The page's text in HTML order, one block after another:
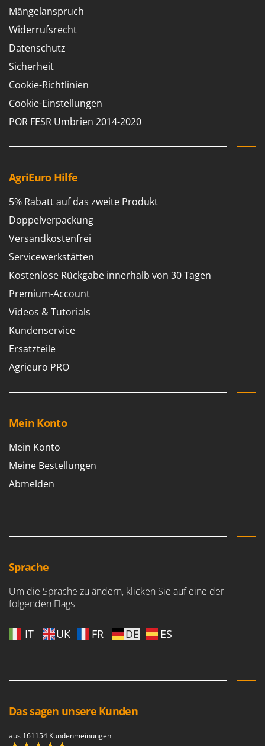
Klimaanlagen – Klimageräte
Knetmaschinen
Knochensägen
Kompressoren - elektrisch
Küchenreiben - elektrisch
Laubsauger - Laubbläser
Laubsauger auf Rädern
Luftentfeuchter
Luftkühler
M
Mähroboter
Maisentkörnungsmaschinen
Manuelle Heckenscheren
Mehrzweck-Sauggeräte
Minibacköfen
Mulcher für Traktor
N
Notstromaggregat
Nudelmaschinen
O
Obstmühlen Obsthäcksler Obstmuser
Pelletpressen
Pflüge für Traktor
Planierschilder für Traktoren
Poolroboter
R
Rasenmäher
E
Echo
EcoFlow
Edilmark
Effeuno
Einhell
Elegen
Eurosystems
F
FAC
Fama Industrie
Famag
Famur
FARMER
FBC
Ferrari Group
Ferroni
FIEM
FINI
Fiorentini
Fiskars
Francini
G
G3 Ferrari
Gardena
Garofalo
Gierre
Gipeco
Girmi
Mängelanspruch
Widerrufsrecht
Datenschutz
Sicherheit
Cookie-Richtlinien
Cookie-Einstellungen
POR FESR Umbrien 2014-2020
AgriEuro Hilfe
5% Rabatt auf das zweite Produkt
Doppelverpackung
Versandkostenfrei
Servicewerkstätten
Kostenlose Rückgabe innerhalb von 30 Tagen
Premium-Account
Videos & Tutorials
Kundenservice
Ersatzteile
Agrieuro PRO
Mein Konto
Mein Konto
Meine Bestellungen
Abmelden
Sprache
Um die Sprache zu ändern, klicken Sie auf eine der
folgenden Flags
IT UK FR DE ES
Das sagen unsere Kunden
aus 161154 Kundenmeinungen